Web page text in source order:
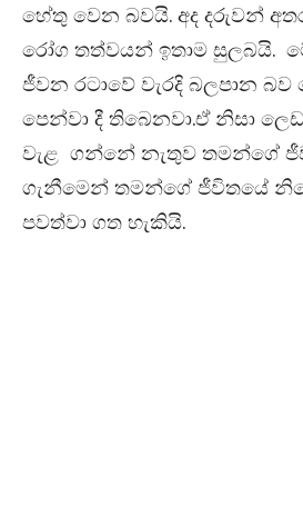
හේතු වෙන බවයි. අද දරුවන්
රෝග තත්වයන් ඉතාම සුලබයි.
ජීවන රටාවේ වැරදි බලපාන
පෙන්වා දී තිබෙනවා.ඒ නිසා
වැළ ගන්නේ නැතුව තමන්ගේ
ගැනීමෙන් තමන්ගේ ජීවිතයේ
පවත්වා ගත හැකියි.